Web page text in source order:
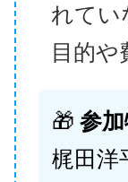
れてい
目的や
🎁 参加
梶田洋